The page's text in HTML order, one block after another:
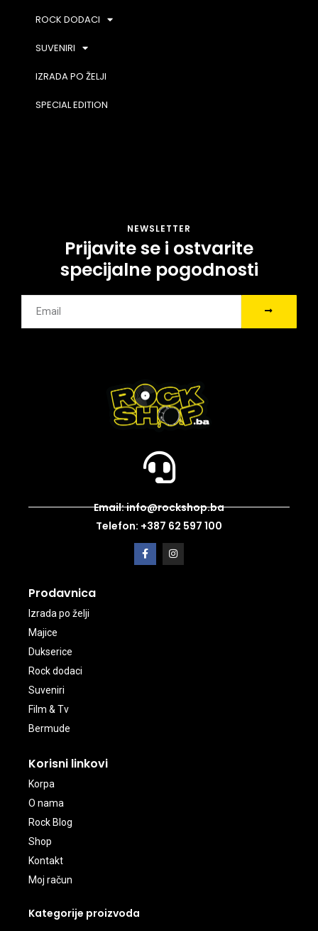
ROCK DODACI
SUVENIRI
IZRADA PO ŽELJI
SPECIAL EDITION
NEWSLETTER
Prijavite se i ostvarite
specijalne pogodnosti
Email: info@rockshop.ba
Telefon: +387 62 597 100
Prodavnica
Izrada po želji
Majice
Dukserice
Rock dodaci
Suveniri
Film & Tv
Bermude
Korisni linkovi
Korpa
O nama
Rock Blog
Shop
Kontakt
Moj račun
Kategorije proizvoda